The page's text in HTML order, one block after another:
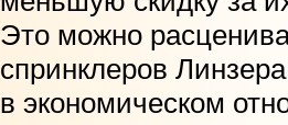
Это можно
спринклеров
в экономическом